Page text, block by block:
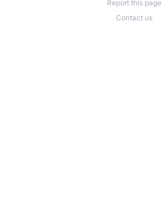
Report this page
Contact us